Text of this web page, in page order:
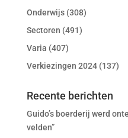
Onderwijs(308)
Sectoren (491)
Varia (407)
Verkiezingen 2024(137)
Recente berichten
Guido’s boerderij werd
velden”